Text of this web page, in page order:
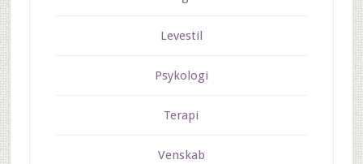
Levestil
Psykologi
Terapi
Venskab